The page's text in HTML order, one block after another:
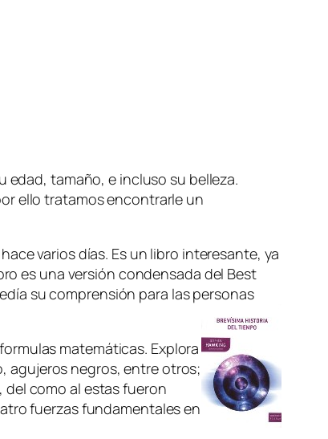
edad, tamaño, e incluso su belleza.
ello tratamos encontrarle un
varios días. Es un libro interesante, ya
es una versión condensada del Best
su comprensión para las personas
matemáticas. Explora
agujeros negros, entre otros;
del como al estas fueron
fuerzas fundamentales en